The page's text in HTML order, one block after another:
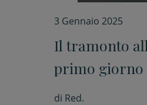
3 Gennaio 2025
Il tramonto
primo giorno
di Red.